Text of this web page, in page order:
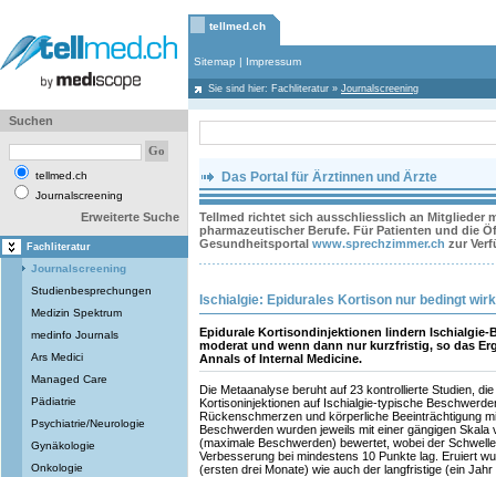
tellmed.ch
Sitemap | Impressum
Sie sind hier: Fachliteratur » Journalscreening
Suchen
tellmed.ch
Journalscreening
Erweiterte Suche
Fachliteratur
Journalscreening
Studienbesprechungen
Medizin Spektrum
medinfo Journals
Ars Medici
Managed Care
Pädiatrie
Psychiatrie/Neurologie
Gynäkologie
Onkologie
Das Portal für Ärztinnen und Ärzte
Tellmed richtet sich ausschliesslich an Mitglieder
pharmazeutischer Berufe. Für Patienten und die
Gesundheitsportal www.sprechzimmer.ch zur
Ischialgie: Epidurales Kortison nur bedingt
Epidurale Kortisondinjektionen lindern Ischialgie-
moderat und wenn dann nur kurzfristig, so das
Annals of Internal Medicine.
Die Metaanalyse beruht auf 23 kontrollierte Studien,
Kortisoninjektionen auf Ischialgie-typische
Rückenschmerzen und körperliche Beeinträchtigung
Beschwerden wurden jeweils mit einer gängigen
(maximale Beschwerden) bewertet, wobei der
Verbesserung bei mindestens 10 Punkte lag. Eruiert
(ersten drei Monate) wie auch der langfristige (ein Jahr